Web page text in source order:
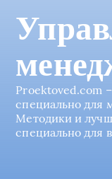
Proektoved.com
специально для
Методики и
специально для